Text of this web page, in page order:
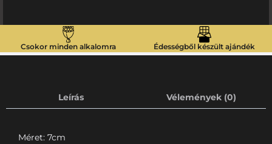
Csokor minden alkalomra Édességből készült ajándék
Leírás Vélemények (0)
Méret: 7cm